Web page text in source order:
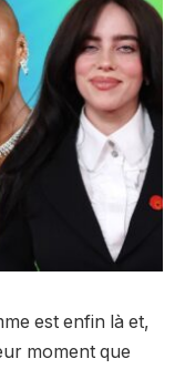
est enfin là et,
moment que